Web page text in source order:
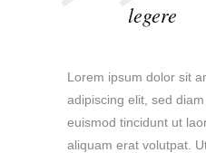
legere
Lorem ipsum dolor sit
adipiscing elit, sed
euismod tincidunt ut
aliquam erat volutpat.